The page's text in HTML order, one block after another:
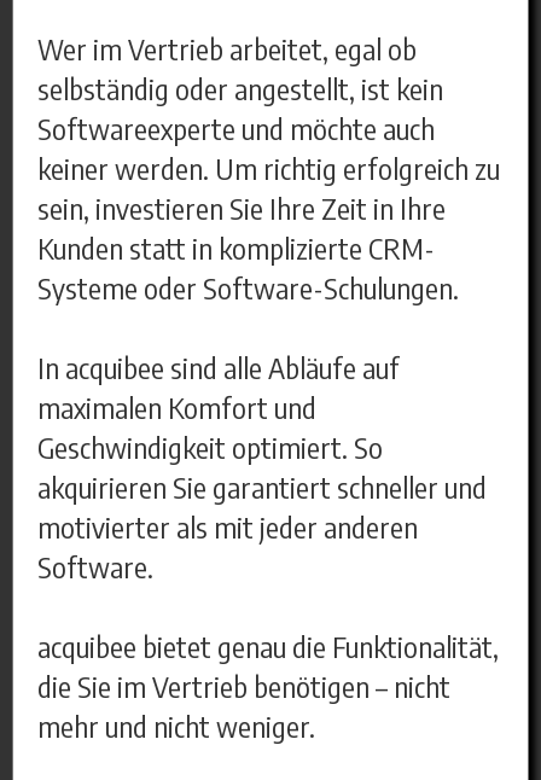
Wer im Vertrieb arbeitet, egal ob
selbständig oder angestellt, ist kein
Softwareexperte und möchte auch
keiner werden. Um richtig erfolgreich zu
sein, investieren Sie Ihre Zeit in Ihre
Kunden statt in komplizierte CRM-
Systeme oder Software-Schulungen.
In acquibee sind alle Abläufe auf
maximalen Komfort und
Geschwindigkeit optimiert. So
akquirieren Sie garantiert schneller und
motivierter als mit jeder anderen
Software.
acquibee bietet genau die Funktionalität,
die Sie im Vertrieb benötigen – nicht
mehr und nicht weniger.